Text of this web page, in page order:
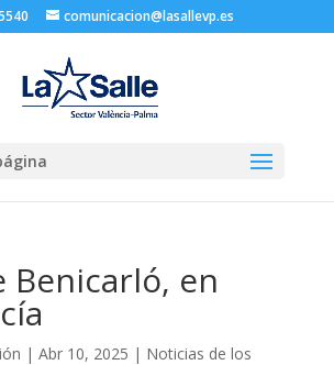
comunicacion@lasallevp.es
Benicarló, en
| Abr 10, 2025 | Noticias de los